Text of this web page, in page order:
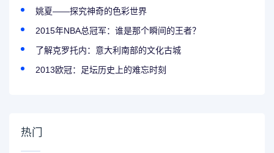
姚夏——探究神奇的色彩世界
2015年NBA总冠军：谁是那个瞬间的王者？
了解克罗托内：意大利南部的文化古城
2013欧冠：足坛历史上的难忘时刻
热门